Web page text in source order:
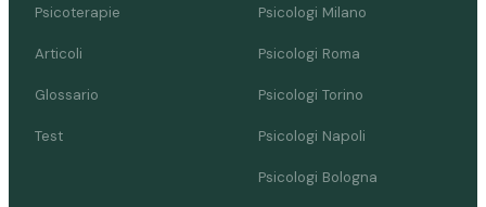
Psicoterapie
Articoli
Glossario
Test
Psicologi Milano
Psicologi Roma
Psicologi Torino
Psicologi Napoli
Psicologi Bologna